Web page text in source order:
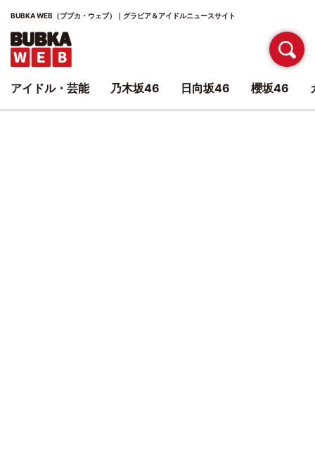
BUBKA WEB（ブブカ・ウェブ）｜グラビア＆アイドルニュースサイト
アイドル・芸能 乃木坂46 日向坂46 櫻坂46